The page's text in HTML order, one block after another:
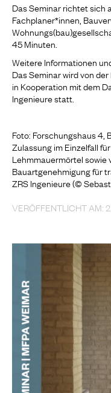
Das Seminar richtet sich
Fachplaner*innen,
45 Minuten.
Weitere Informationen
Das Seminar wird von
in Kooperation mit dem
Ingenieure statt.
Foto: Forschungshaus 4,
Zulassung im Einzelfall
Lehmmauermörtel sowie
Bauartgenehmigung für
ZRS Ingenieure (©
VERÖFFENTLICHT AM: